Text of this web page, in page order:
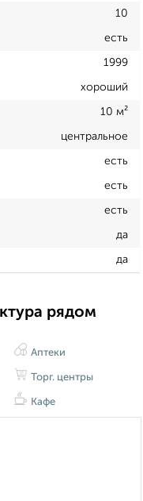
10
есть
1999
хороший
10 м²
центральное
есть
есть
есть
да
да
рядом
Аптеки
Торг. центры
Кафе